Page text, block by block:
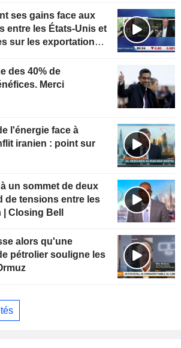
ses gains face aux
entre les États-Unis et
sur les exportations
des 40% de
Merci
l'énergie face à
iranien : point sur
un sommet de deux
de tensions entre les
Closing Bell
alors qu'une
pétrolier souligne les